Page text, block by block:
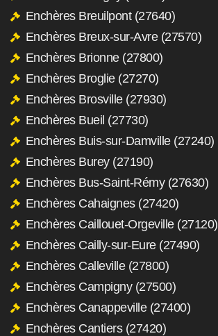
Enchères Breuilpont (27640)
Enchères Breux-sur-Avre (27570)
Enchères Brionne (27800)
Enchères Broglie (27270)
Enchères Brosville (27930)
Enchères Bueil (27730)
Enchères Buis-sur-Damville (27240)
Enchères Burey (27190)
Enchères Bus-Saint-Rémy (27630)
Enchères Cahaignes (27420)
Enchères Caillouet-Orgeville (27120)
Enchères Cailly-sur-Eure (27490)
Enchères Calleville (27800)
Enchères Campigny (27500)
Enchères Canappeville (27400)
Enchères Cantiers (27420)